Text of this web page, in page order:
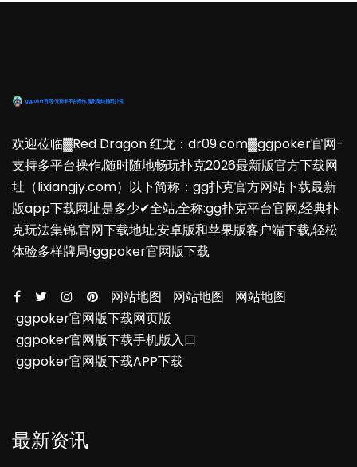
欢迎莅临▓Red Dragon 红龙：dr09.com▓ggpoker官网-
支持多平台操作,随时随地畅玩扑克2026最新版官方下载网
址（lixiangjy.com）以下简称：gg扑克官方网站下载最新
版app下载网址是多少✔全站,全称:gg扑克平台官网,经典扑
克玩法集锦,官网下载地址,安卓版和苹果版客户端下载,轻松
体验多样牌局!ggpoker官网版下载
网站地图 网站地图
网站地图
ggpoker官网版下载网页版
ggpoker官网版下载手机版入口
ggpoker官网版下载APP下载
最新资讯